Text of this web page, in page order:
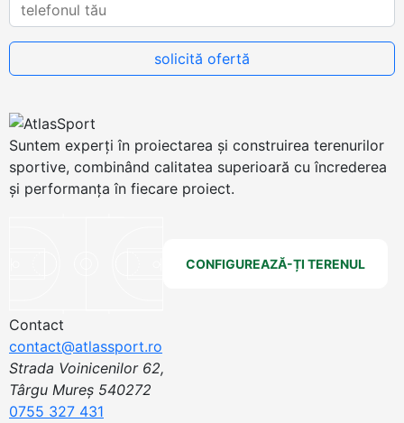
Suntem experți în proiectarea și construirea terenurilor
sportive, combinând calitatea superioară cu încrederea
și performanța în fiecare proiect.
CONFIGUREAZĂ-ȚI TERENUL
Contact
contact@atlassport.ro
Strada Voinicenilor 62,
Târgu Mureș 540272
0755 327 431